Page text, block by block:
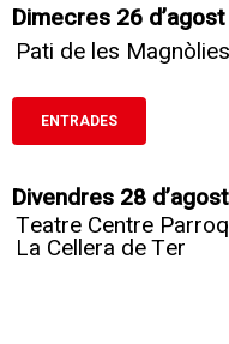
Dimecres 26 d’agost
Pati de les
ENTRADES
Divendres 28 d’agost
Teatre Centre
La Cellera de Ter